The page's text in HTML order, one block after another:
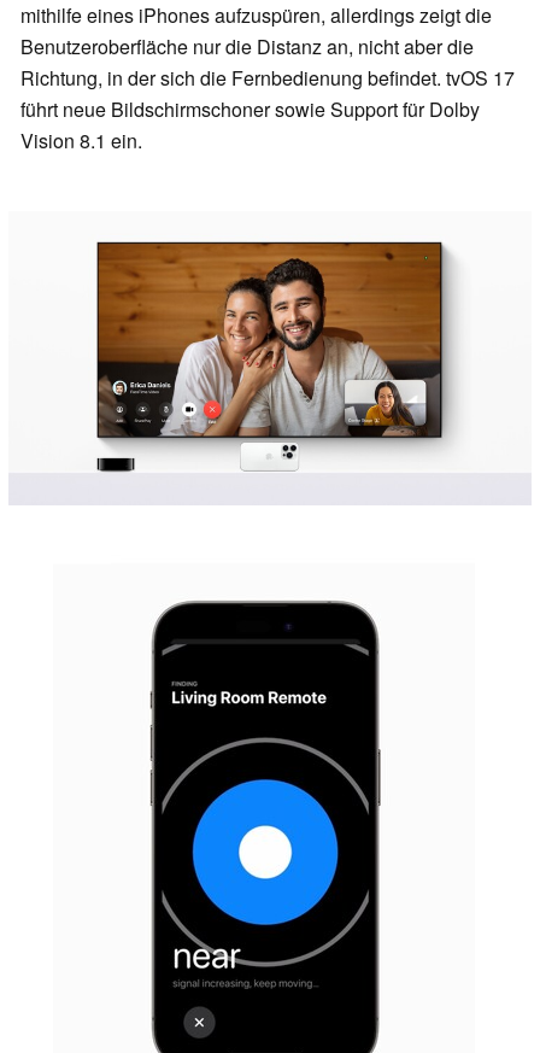
mithilfe eines iPhones aufzuspüren, allerdings zeigt die
Benutzeroberfläche nur die Distanz an, nicht aber die
Richtung, in der sich die Fernbedienung befindet. tvOS 17
führt neue Bildschirmschoner sowie Support für Dolby
Vision 8.1 ein.